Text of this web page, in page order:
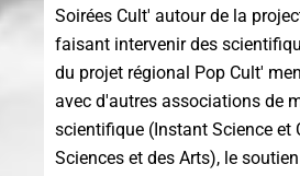
Soirées Cult' autour de la
faisant intervenir des
du projet régional Pop Cult'
avec d'autres associations de
scientifique (Instant Science et
Sciences et des Arts), le soutien